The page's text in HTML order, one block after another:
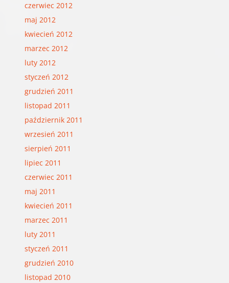
czerwiec 2012
maj 2012
kwiecień 2012
marzec 2012
luty 2012
styczeń 2012
grudzień 2011
listopad 2011
październik 2011
wrzesień 2011
sierpień 2011
lipiec 2011
czerwiec 2011
maj 2011
kwiecień 2011
marzec 2011
luty 2011
styczeń 2011
grudzień 2010
listopad 2010